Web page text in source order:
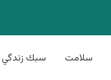
سلامت سبك زندگي